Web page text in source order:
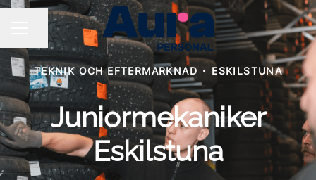
KARRIÄRMENY
Dela sidan
TEKNIK OCH EFTERMARKNAD · ESKILSTUNA
Juniormekaniker
Eskilstuna